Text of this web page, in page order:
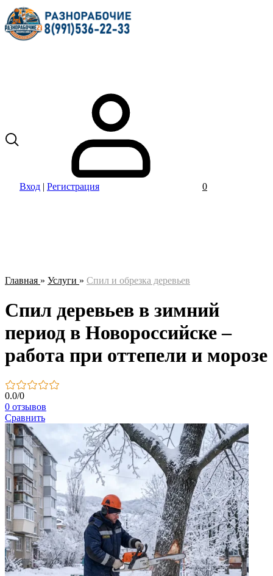
Вход | Регистрация 0
Главная » Услуги » Спил и обрезка деревьев
Спил деревьев в зимний
период в Новороссийске –
работа при оттепели и морозе
0.0/0
0 отзывов
Сравнить